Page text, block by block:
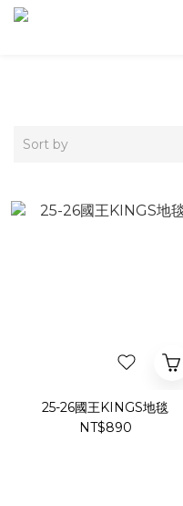
Sort by
25-26國王KINGS地毯
NT$890